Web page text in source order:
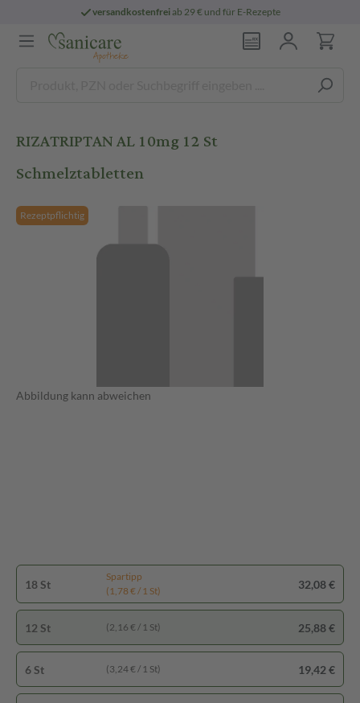
versandkostenfreiab 29 € und für E-Rezepte
RIZATRIPTAN AL 10mg 12 St
Schmelztabletten
Rezeptpflichtig
Abbildung kann abweichen
18 St
Spartipp
(1,78 € / 1 St)
32,08 €
12 St (2,16 € / 1 St) 25,88 €
6 St (3,24 € / 1 St) 19,42 €